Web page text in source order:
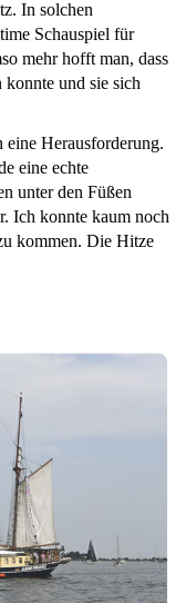
In solchen
Schauspiel für
mehr hofft man, dass
und sie sich
Herausforderung.
eine echte
unter den Füßen
Ich konnte kaum noch
kommen. Die Hitze